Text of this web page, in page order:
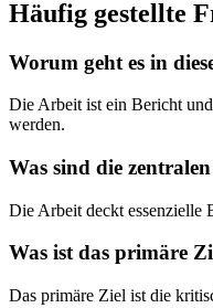
Häufig gestellte
Worum geht es in
Die Arbeit ist ein Bericht
werden.
Was sind die
Die Arbeit deckt essenzielle
Was ist das primäre
Das primäre Ziel ist die